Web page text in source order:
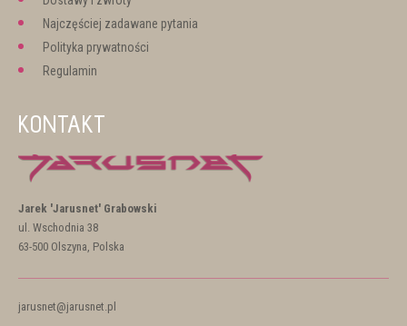
Najczęściej zadawane pytania
Polityka prywatności
Regulamin
KONTAKT
Jarek 'Jarusnet' Grabowski
ul. Wschodnia 38
63-500 Olszyna, Polska
jarusnet@jarusnet.pl